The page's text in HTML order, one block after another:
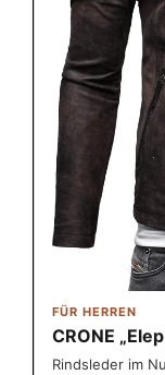
FÜR HERREN
CRONE
Rindsleder im